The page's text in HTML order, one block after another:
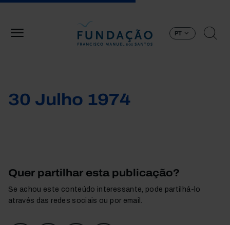
PT
30 Julho 1974
Quer partilhar esta publicação?
Se achou este conteúdo interessante, pode partilhá-lo
através das redes sociais ou por email.